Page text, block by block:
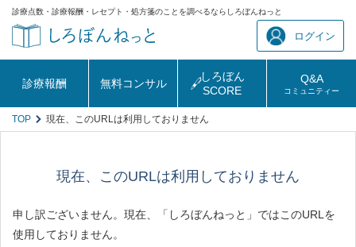
診療点数・診療報酬・レセプト・処方箋のことを調べるならしろぼんねっと
ログイン
診療報酬 無料コンサル
しろぼん
SCORE
Q&A
コミュニティー
TOP 現在、このURLは利用しておりません
現在、このURLは利用しておりません
申し訳ございません。現在、「しろぼんねっと」ではこのURLを
使用しておりません。